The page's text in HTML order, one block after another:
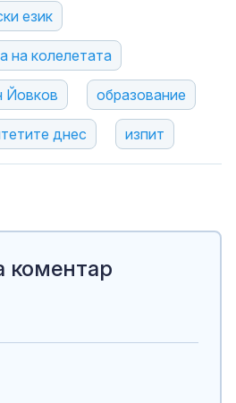
език
на колелетата
Йовков образование
днес изпит
коментар